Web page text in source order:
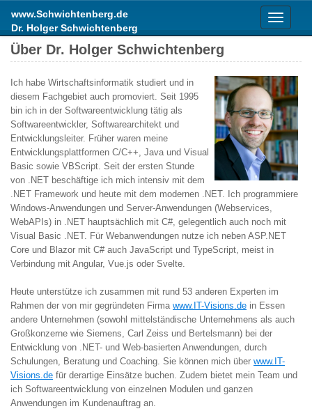
Toggle
www.Schwichtenberg.de
Dr. Holger Schwichtenberg
Über Dr. Holger Schwichtenberg
Ich habe Wirtschaftsinformatik studiert und in
diesem Fachgebiet auch promoviert. Seit 1995
bin ich in der Softwareentwicklung tätig als
Softwareentwickler, Softwarearchitekt und
Entwicklungsleiter. Früher waren meine
Entwicklungsplattformen C/C++, Java und Visual
Basic sowie VBScript. Seit der ersten Stunde
von .NET beschäftige ich mich intensiv mit dem
.NET Framework und heute mit dem modernen .NET. Ich programmiere
Windows-Anwendungen und Server-Anwendungen (Webservices,
WebAPIs) in .NET hauptsächlich mit C#, gelegentlich auch noch mit
Visual Basic .NET. Für Webanwendungen nutze ich neben ASP.NET
Core und Blazor mit C# auch JavaScript und TypeScript, meist in
Verbindung mit Angular, Vue.js oder Svelte.
Heute unterstütze ich zusammen mit rund 53 anderen Experten im
Rahmen der von mir gegründeten Firma www.IT-Visions.de in Essen
andere Unternehmen (sowohl mittelständische Unternehmens als auch
Großkonzerne wie Siemens, Carl Zeiss und Bertelsmann) bei der
Entwicklung von .NET- und Web-basierten Anwendungen, durch
Schulungen, Beratung und Coaching. Sie können mich über www.IT-
Visions.de für derartige Einsätze buchen. Zudem bietet mein Team und
ich Softwareentwicklung von einzelnen Modulen und ganzen
Anwendungen im Kundenauftrag an.